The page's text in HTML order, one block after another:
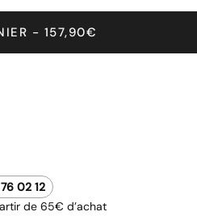
- 157,90€
02 12
de 65€ d’achat